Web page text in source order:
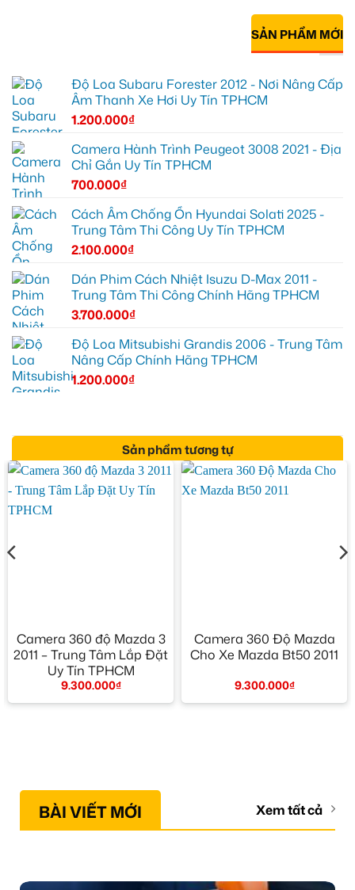
SẢN PHẨM MỚI
Độ Loa Subaru Forester 2012 - Nơi Nâng Cấp
Âm Thanh Xe Hơi Uy Tín TPHCM
1.200.000₫
Camera Hành Trình Peugeot 3008 2021 - Địa
Chỉ Gắn Uy Tín TPHCM
700.000₫
Cách Âm Chống Ồn Hyundai Solati 2025 -
Trung Tâm Thi Công Uy Tín TPHCM
2.100.000₫
Dán Phim Cách Nhiệt Isuzu D-Max 2011 -
Trung Tâm Thi Công Chính Hãng TPHCM
3.700.000₫
Độ Loa Mitsubishi Grandis 2006 - Trung Tâm
Nâng Cấp Chính Hãng TPHCM
1.200.000₫
Sản phẩm tương tự
Camera 360 độ Mazda 3
2011 – Trung Tâm Lắp Đặt
Uy Tín TPHCM
9.300.000₫
Camera 360 Độ Mazda
Cho Xe Mazda Bt50 2011
9.300.000₫
BÀI VIẾT MỚI Xem tất cả